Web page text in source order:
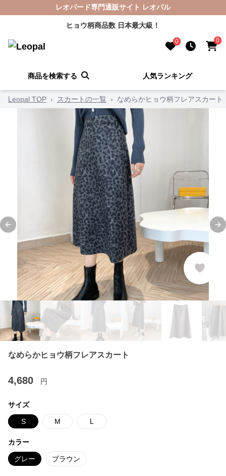
レオパード専門通販サイト レオパル
ヒョウ柄商品数 日本最大級！
0 0
商品を検索する 人気ランキング
Leopal TOP › スカートの一覧 › なめらかヒョウ柄フレアスカート
Previous slide
なめらかヒョウ柄フレアスカート
4,680 円
サイズ
S M L
カラー
グレー ブラウン